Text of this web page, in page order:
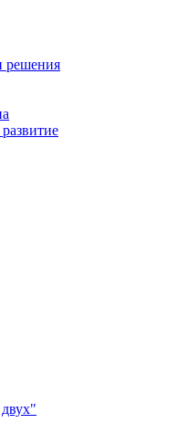
решения